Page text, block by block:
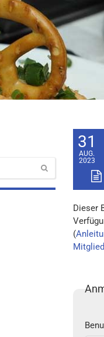
31
AUG.
2023
Dieser
(